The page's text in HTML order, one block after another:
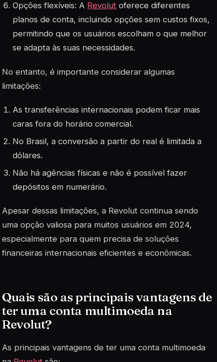
Opções flexíveis: A Revolut oferece diferentes
planos de conta, incluindo opções sem custos fixos,
permitindo que os usuários escolham o que melhor
se adapta às suas necessidades.
No entanto, é importante considerar algumas
limitações:
As transferências internacionais podem ficar mais
caras fora do horário comercial.
No Brasil, a conversão a partir do real é limitada a
dólares.
Não há agências físicas e não é possível fazer
depósitos em numerário.
Apesar dessas limitações, a Revolut continua sendo
uma opção valiosa para muitos usuários em 2024,
especialmente para quem precisa de soluções
financeiras internacionais eficientes e econômicas.
Quais são as principais vantagens de
ter uma conta multimoeda na
Revolut?
As principais vantagens de ter uma conta multimoeda